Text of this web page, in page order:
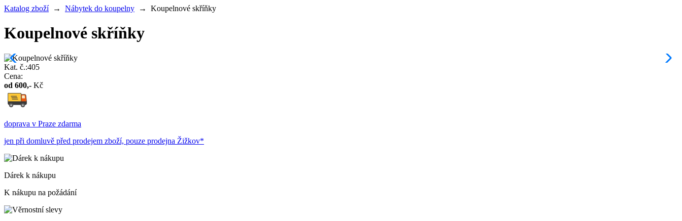
Katalog zboží→ Nábytek do koupelny → Koupelnové skříňky
Koupelnové skříňky
Kat. č.:405
Cena:
od 600,- Kč
doprava v Praze zdarma
jen při domluvě před prodejem zboží, pouze prodejna Žižkov*
Dárek k nákupu
K nákupu na požádání